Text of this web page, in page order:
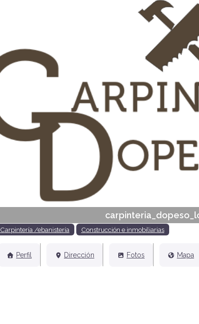
Carpintería /ebanistería Construcción e inmobiliarias
Perfil Dirección Fotos Mapa